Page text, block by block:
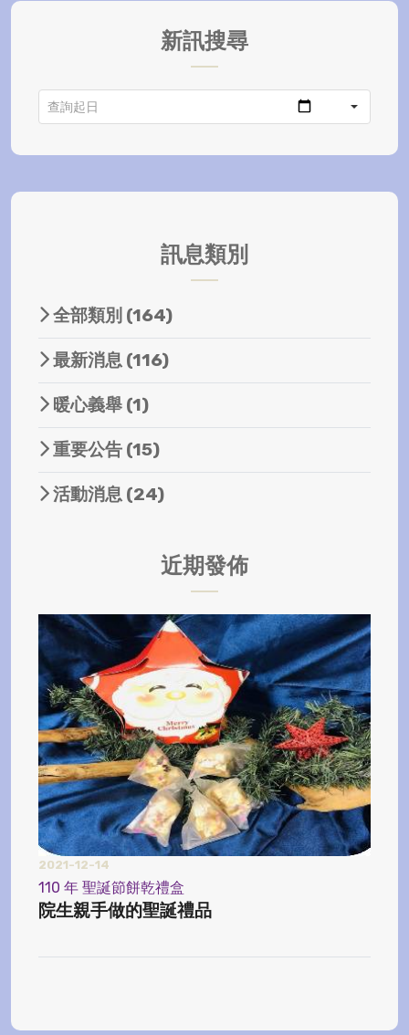
新訊搜尋
訊息類別
全部類別 (164)
最新消息 (116)
暖心義舉 (1)
重要公告 (15)
活動消息 (24)
近期發佈
2021-12-14
110 年 聖誕節餅乾禮盒
院生親手做的聖誕禮品